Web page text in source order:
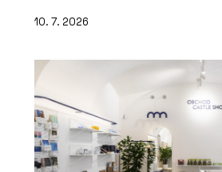
10. 7. 2026